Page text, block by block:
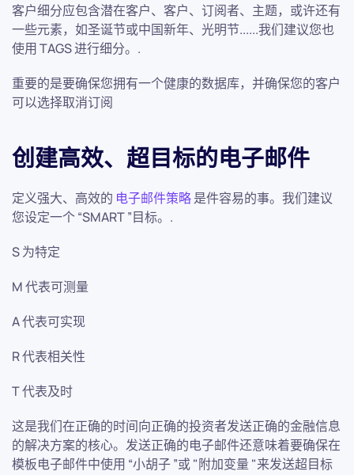
客户细分应包含潜在客户、客户、订阅者、主题，或许还有
一些元素，如圣诞节或中国新年、光明节......我们建议您也
使用 TAGS 进行细分。.
重要的是要确保您拥有一个健康的数据库，并确保您的客户
可以选择取消订阅
创建高效、超目标的电子邮件
定义强大、高效的 电子邮件策略是件容易的事。我们建议
您设定一个 “SMART ”目标。.
S 为特定
M 代表可测量
A 代表可实现
R 代表相关性
T 代表及时
这是我们在正确的时间向正确的投资者发送正确的金融信息
的解决方案的核心。发送正确的电子邮件还意味着要确保在
模板电子邮件中使用 “小胡子 ”或 "附加变量 "来发送超目标